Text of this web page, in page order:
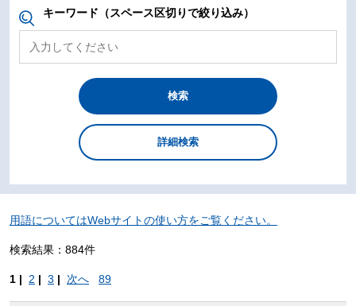
キーワード（スペース区切りで絞り込み）
用語についてはWebサイトの使い方をご覧ください。
検索結果：884件
1 | 2 | 3 | 次へ 89